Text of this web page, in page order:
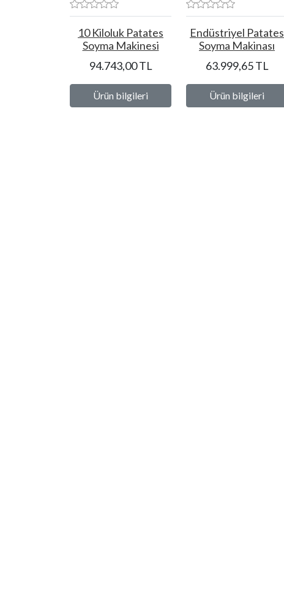
10 Kiloluk Patates
Soyma Makinesi
94.743,00 TL
Ürün bilgileri
Endüstriyel Patates
Soyma Makinası
63.999,65 TL
Ürün bilgileri